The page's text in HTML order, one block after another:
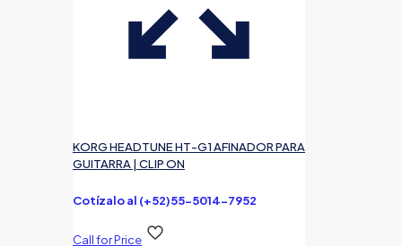
KORG HEADTUNE HT-G1 AFINADOR PARA
GUITARRA | CLIP ON
Cotízalo al (+52)55-5014-7952
Call for Price